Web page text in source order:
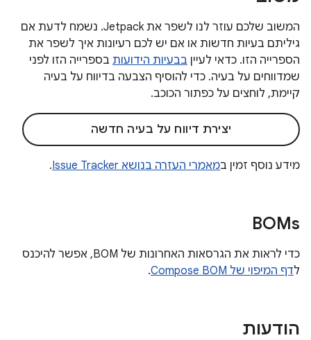
המשוב שלכם עוזר לנו לשפר את Jetpack. נשמח לדעת אם
גיליתם בעיות חדשות או אם יש לכם רעיונות איך לשפר את
הספרייה הזו. כדאי לעיין בבעיות הידועות בספרייה הזו לפני
שמדווחים על בעיה. כדי להוסיף הצבעה בדיווח על בעיה
קיימת, לוחצים על כפתור הכוכב.
יצירת דיווח על בעיה חדשה
מידע נוסף זמין במאמרי העזרה בנושא Issue Tracker .
BOMs
כדי לראות את הגרסאות האחרונות של BOM, אפשר להיכנס
לדף המיפוי של Compose BOM .
הודעות